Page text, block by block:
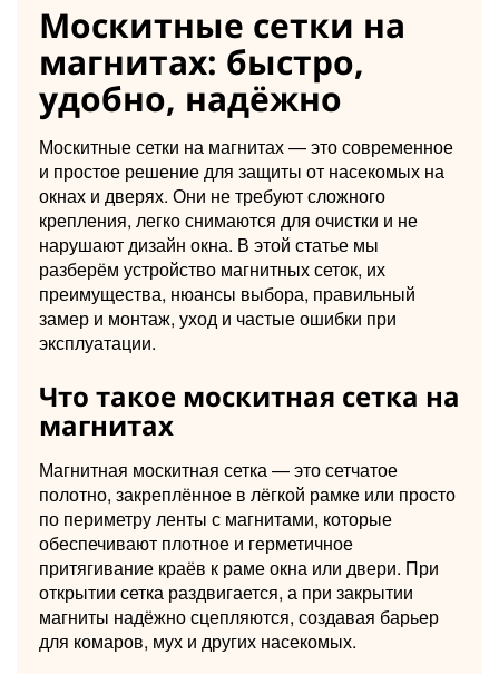
Москитные сетки на
магнитах: быстро,
удобно, надёжно
Москитные сетки на магнитах — это современное
и простое решение для защиты от насекомых на
окнах и дверях. Они не требуют сложного
крепления, легко снимаются для очистки и не
нарушают дизайн окна. В этой статье мы
разберём устройство магнитных сеток, их
преимущества, нюансы выбора, правильный
замер и монтаж, уход и частые ошибки при
эксплуатации.
Что такое москитная сетка на
магнитах
Магнитная москитная сетка — это сетчатое
полотно, закреплённое в лёгкой рамке или просто
по периметру ленты с магнитами, которые
обеспечивают плотное и герметичное
притягивание краёв к раме окна или двери. При
открытии сетка раздвигается, а при закрытии
магниты надёжно сцепляются, создавая барьер
для комаров, мух и других насекомых.